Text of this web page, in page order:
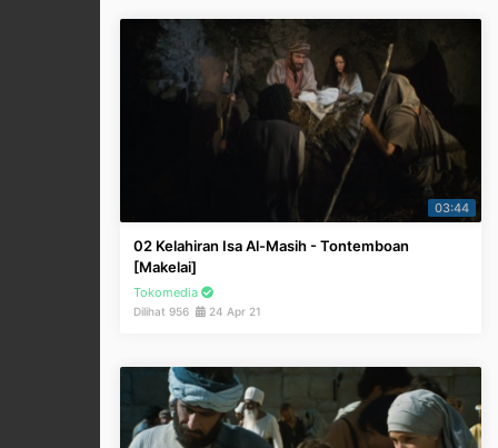
03:44
02 Kelahiran Isa Al-Masih - Tontemboan
[Makelai]
Tokomedia
Dilihat 956 24 Apr 21